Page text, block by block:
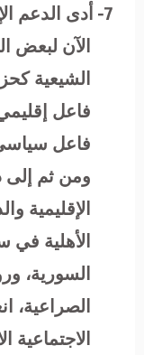
7- أدى الدعم
الآن لبعض
الشيعية
فاعل
فاعل سياسي
ومن ثم
الإقليمية
الأهلية في
السورية،
الصراعية،
الاجتماعية